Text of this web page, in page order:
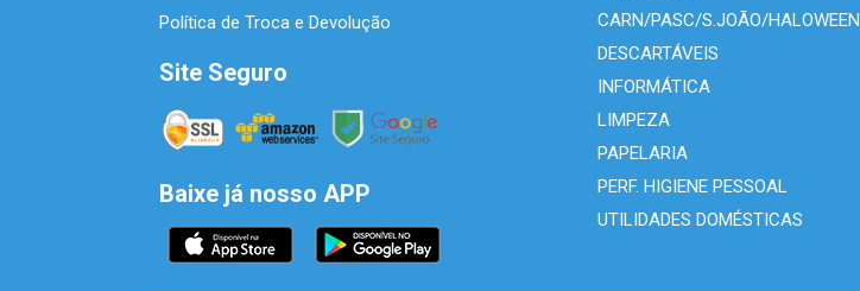
Política de Troca e Devolução
Site Seguro
Baixe já nosso APP
CARN/PASC/S.JOÃO/HALOWEEN
DESCARTÁVEIS
INFORMÁTICA
LIMPEZA
PAPELARIA
PERF. HIGIENE PESSOAL
UTILIDADES DOMÉSTICAS